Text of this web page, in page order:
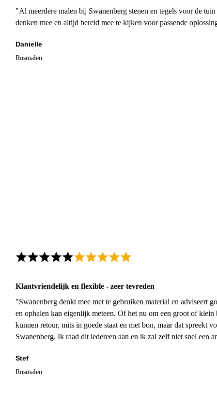
"Al meerdere malen bij Swanenberg stenen en tegels voor de
denken mee en altijd bereid mee te kijken voor passende
Danielle
Rosmalen
Klantvriendelijk en flexible - zeer tevreden
"Swanenberg denkt mee met te gebruiken material en adviseert
en ophalen kan eigenlijk meteen. Of het nu om een groot of
kunnen retour, mits in goede staat en met bon, maar dat spreekt
Swanenberg. Ik raad dit iedereen aan en ik zal zelf niet snel een
Stef
Rosmalen